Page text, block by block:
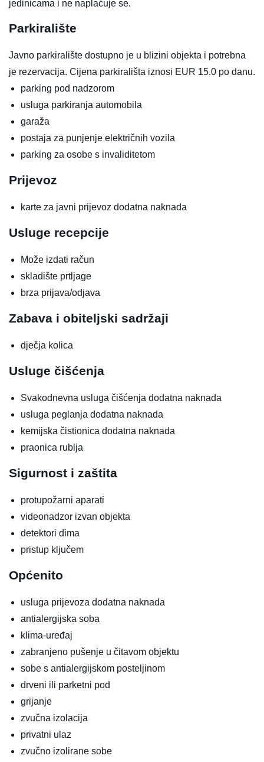
jedinicama i ne naplaćuje se.
Parkiralište
Javno parkiralište dostupno je u blizini objekta i potrebna
je rezervacija. Cijena parkirališta iznosi EUR 15.0 po danu.
parking pod nadzorom
usluga parkiranja automobila
garaža
postaja za punjenje električnih vozila
parking za osobe s invaliditetom
Prijevoz
karte za javni prijevoz dodatna naknada
Usluge recepcije
Može izdati račun
skladište prtljage
brza prijava/odjava
Zabava i obiteljski sadržaji
dječja kolica
Usluge čišćenja
Svakodnevna usluga čišćenja dodatna naknada
usluga peglanja dodatna naknada
kemijska čistionica dodatna naknada
praonica rublja
Sigurnost i zaštita
protupožarni aparati
videonadzor izvan objekta
detektori dima
pristup ključem
Općenito
usluga prijevoza dodatna naknada
antialergijska soba
klima-uređaj
zabranjeno pušenje u čitavom objektu
sobe s antialergijskom posteljinom
drveni ili parketni pod
grijanje
zvučna izolacija
privatni ulaz
zvučno izolirane sobe